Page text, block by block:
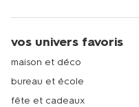
vos univers favoris
maison et déco
bureau et école
fête et cadeaux